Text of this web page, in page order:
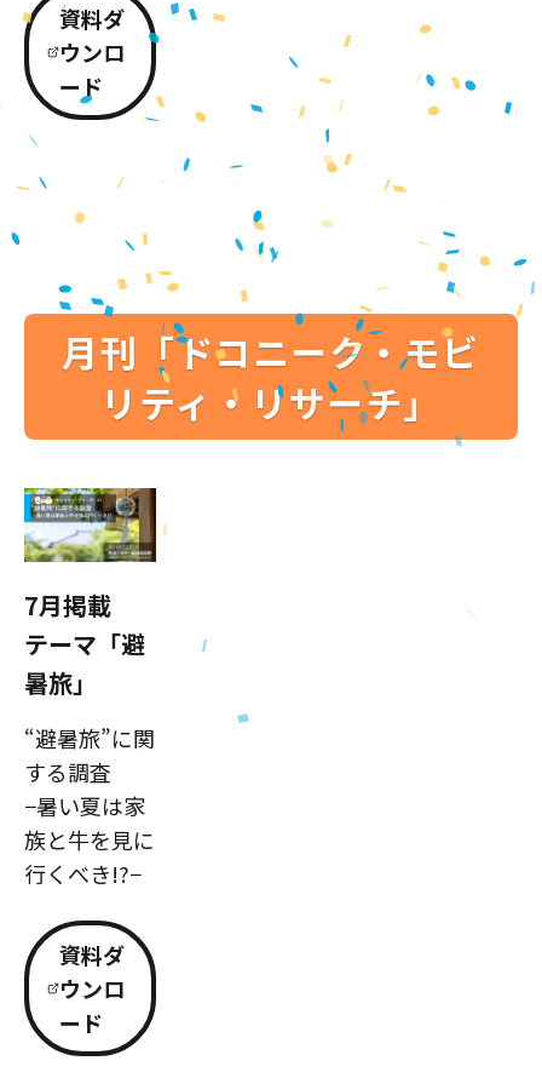
資料ダ
ウンロ
ード
月刊「ドコニーク・モビ
リティ・リサーチ」
7月掲載
テーマ「避
暑旅」
“避暑旅”に関
する調査
−暑い夏は家
族と牛を見に
行くべき!?−
資料ダ
ウンロ
ード